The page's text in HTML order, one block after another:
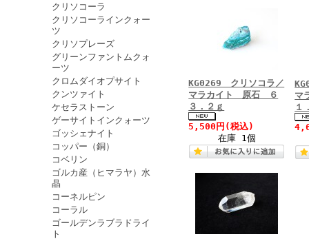
クリソコーラ
クリソコーラインクォー
ツ
クリソプレーズ
グリーンファントムクォ
ーツ
クロムダイオプサイト
クンツァイト
ケセラストーン
ゲーサイトインクォーツ
ゴッシェナイト
コッパー（銅）
コベリン
ゴルカ産（ヒマラヤ）水
晶
コーネルピン
コーラル
ゴールデンラブラドライ
ト
KG0269 クリソコラ／
マラカイト 原石 ６
３．２ｇ
5,500円 (税込)
在庫 1個
マ
１